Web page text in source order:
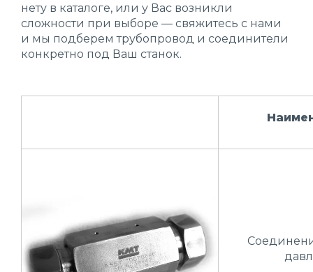
нету в каталоге, или у Вас возникли
сложности при выборе — свяжитесь с нами
и мы подберем трубопровод и соединители
конкретно под Ваш станок.